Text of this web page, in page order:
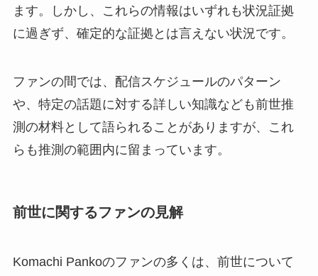
ます。しかし、これらの情報はいずれも状況証拠
に過ぎず、確定的な証拠とは言えない状況です。
ファンの間では、配信スケジュールのパターン
や、特定の話題に対する詳しい知識なども前世推
測の材料として語られることがありますが、これ
らも推測の範囲内に留まっています。
前世に関するファンの見解
Komachi Pankoのファンの多くは、前世について